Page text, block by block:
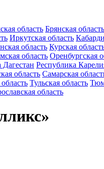
область Брянская область
Иркутская область
область Курская
область Оренбургская
Дагестан Республика
область Самарская
Тульская область
область